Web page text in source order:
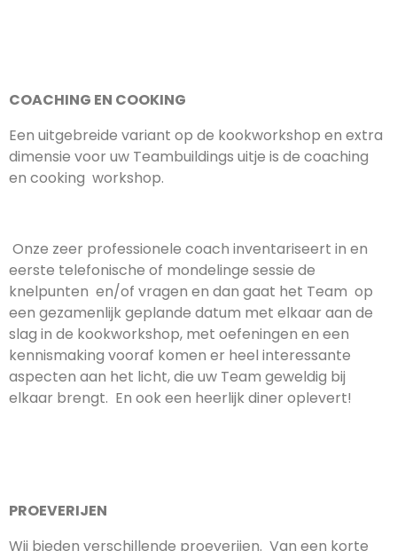
COACHING EN COOKING
Een uitgebreide variant op de kookworkshop en extra
dimensie voor uw Teambuildings uitje is de coaching
en cooking workshop.
Onze zeer professionele coach inventariseert in en
eerste telefonische of mondelinge sessie de
knelpunten en/of vragen en dan gaat het Team op
een gezamenlijk geplande datum met elkaar aan de
slag in de kookworkshop, met oefeningen en een
kennismaking vooraf komen er heel interessante
aspecten aan het licht, die uw Team geweldig bij
elkaar brengt. En ook een heerlijk diner oplevert!
PROEVERIJEN
Wij bieden verschillende proeverijen. Van een korte